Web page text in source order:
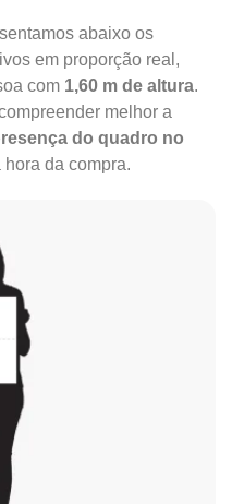
abaixo os
em proporção real,
com 1,60 m de altura.
melhor a
do quadro no
da compra.